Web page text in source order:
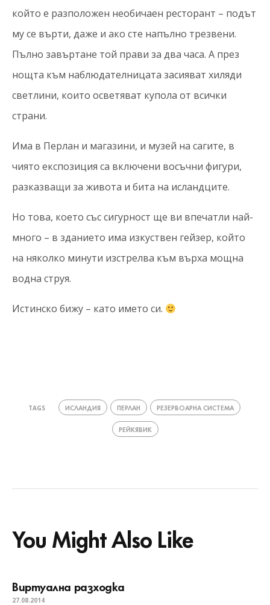
който е разположен необичаен ресторант – подът
му се върти, даже и ако сте напълно трезвени.
Пълно завъртане той прави за два часа. А през
нощта към наблюдателницата засияват хиляди
светлини, които осветяват купола от всички
страни.
Има в Перлан и магазини, и музей на сагите, в
чиято експозиция са включени восъчни фигури,
разказващи за живота и бита на исландците.
Но това, което със сигурност ще ви впечатли най-
много – в зданието има изкуствен гейзер, който
на няколко минути изстрелва към върха мощна
водна струя.
Истинско бижу – като името си.
TAGS ИСЛАНДИЯ ПЕРЛАН РЕЗЕРВОАРНА СИСТЕМА
РЕЙКЯВИК
You Might Also Like
Виртуална разходка
27.08.2014